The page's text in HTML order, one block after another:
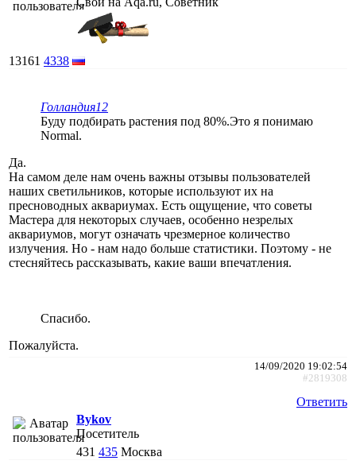
13161 4338
Голландия12
Буду подбирать растения под 80%.Это я понимаю
Normal.
Да.
На самом деле нам очень важны отзывы пользователей
наших светильников, которые используют их на
пресноводных аквариумах. Есть ощущение, что советы
Мастера для некоторых случаев, особенно незрелых
аквариумов, могут означать чрезмерное количество
излучения. Но - нам надо больше статистики. Поэтому - не
стесняйтесь рассказывать, какие ваши впечатления.
Спасибо.
Пожалуйста.
14/09/2020 19:02:54
#2819308
Ответить
Bykov
Посетитель
431 435 Москва